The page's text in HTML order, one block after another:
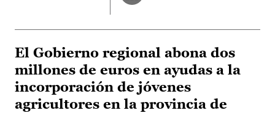
El Gobierno regional abona dos
millones de euros en ayudas a la
incorporación de jóvenes
agricultores en la provincia de